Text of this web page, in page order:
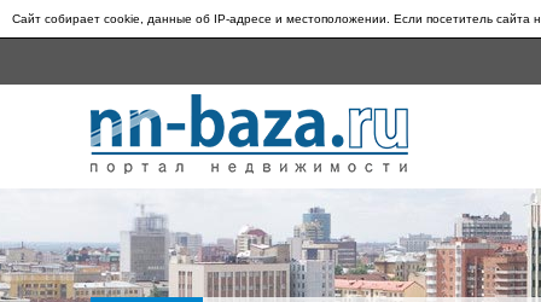
Сайт собирает cookie, данные об IP-адресе и местоположении. Если посетитель сайта